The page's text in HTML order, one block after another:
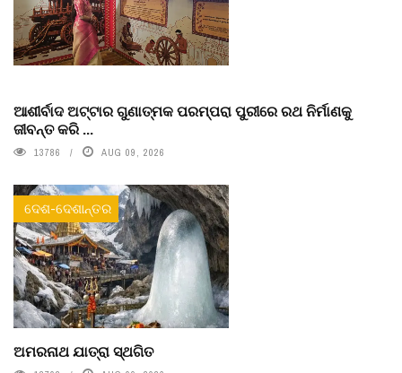
ଆଶୀର୍ବାଦ ଅଟ୍ଟାର ଗୁଣାତ୍ମକ ପରମ୍ପରା ପୁରୀରେ ରଥ ନିର୍ମାଣକୁ
ଜୀବନ୍ତ କରି ...
13786 AUG 09, 2026
ଦେଶ-ଦେଶାନ୍ତର
ଅମରନାଥ ଯାତ୍ରା ସ୍ଥଗିତ